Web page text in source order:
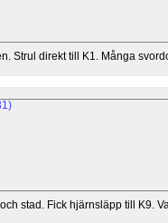
Strul direkt till K1. Många
stad. Fick hjärnsläpp till K9.